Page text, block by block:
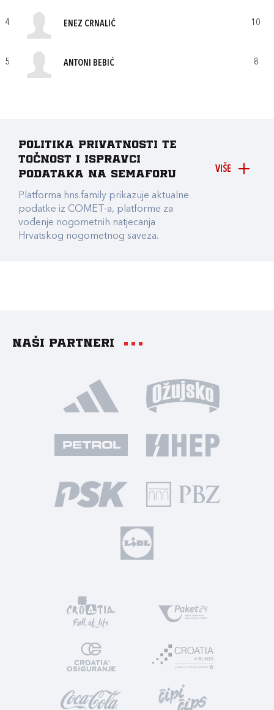
4 ENEZ CRNALIĆ 10
5 ANTONI BEBIĆ 8
VIŠE
Politika privatnosti te
točnost i ispravci
podataka na Semaforu
Platforma hns.family prikazuje aktualne
podatke iz COMET-a, platforme za
vođenje nogometnih natjecanja
Hrvatskog nogometnog saveza.
Naši partneri